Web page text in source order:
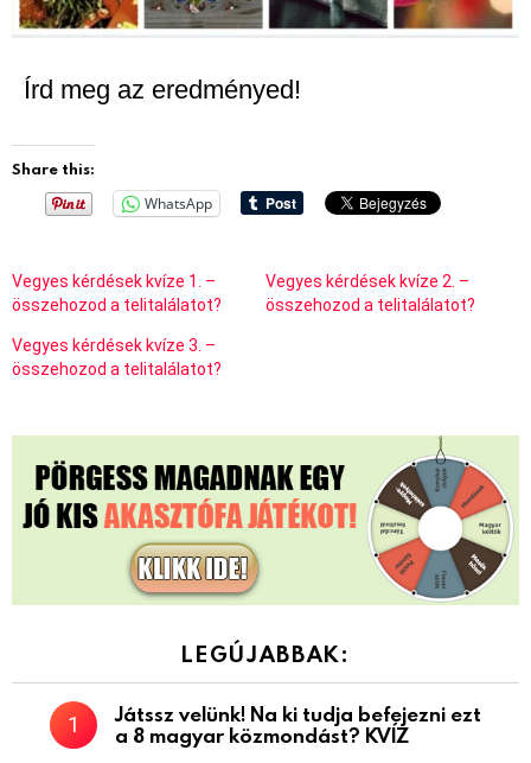
Írd meg az eredményed!
Share this:
WhatsApp
Vegyes kérdések kvíze 1. –
összehozod a telitalálatot?
Vegyes kérdések kvíze 2. –
összehozod a telitalálatot?
Vegyes kérdések kvíze 3. –
összehozod a telitalálatot?
LEGÚJABBAK:
Játssz velünk! Na ki tudja befejezni ezt
a 8 magyar közmondást? KVÍZ